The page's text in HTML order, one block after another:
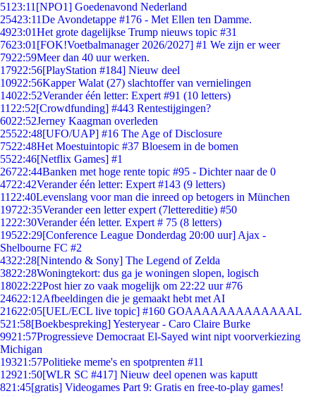
51 23:11 [NPO1] Goedenavond Nederland
25423:11De Avondetappe #176 - Met Ellen ten Damme.
4923:01Het grote dagelijkse Trump nieuws topic #31
7623:01 [FOK!Voetbalmanager 2026/2027] #1 We zijn er weer
7922:59Meer dan 40 uur werken.
17922:56[PlayStation #184] Nieuw deel
10922:56Kapper Walat (27) slachtoffer van vernielingen
14022:52Verander één letter: Expert #91 (10 letters)
11 22:52[Crowdfunding] #443 Rentestijgingen?
6022:52Jerney Kaagman overleden
25522:48[UFO/UAP] #16 The Age of Disclosure
7522:48Het Moestuintopic #37 Bloesem in de bomen
5522:46[Netflix Games] #1
26722:44Banken met hoge rente topic #95 - Dichter naar de 0
4722:42Verander één letter: Expert #143 (9 letters)
11 22:40Levenslang voor man die inreed op betogers in München
19722:35Verander een letter expert (7lettereditie) #50
1222:30Verander één letter. Expert # 75 (8 letters)
19522:29[Conference League Donderdag 20:00 uur] Ajax -
Shelbourne FC #2
4322:28[Nintendo & Sony] The Legend of Zelda
3822:28Woningtekort: dus ga je woningen slopen, logisch
18022:22Post hier zo vaak mogelijk om 22:22 uur #76
24622:12Afbeeldingen die je gemaakt hebt met AI
21622:05[UEL/ECL live topic] #160 GOAAAAAAAAAAAAAL
521:58[Boekbespreking] Yesteryear - Caro Claire Burke
9921:57Progressieve Democraat El-Sayed wint nipt voorverkiezing
Michigan
19321:57Politieke meme's en spotprenten #11
12921:50[WLR SC #417] Nieuw deel openen was kaputt
821:45[gratis] Videogames Part 9: Gratis en free-to-play games!